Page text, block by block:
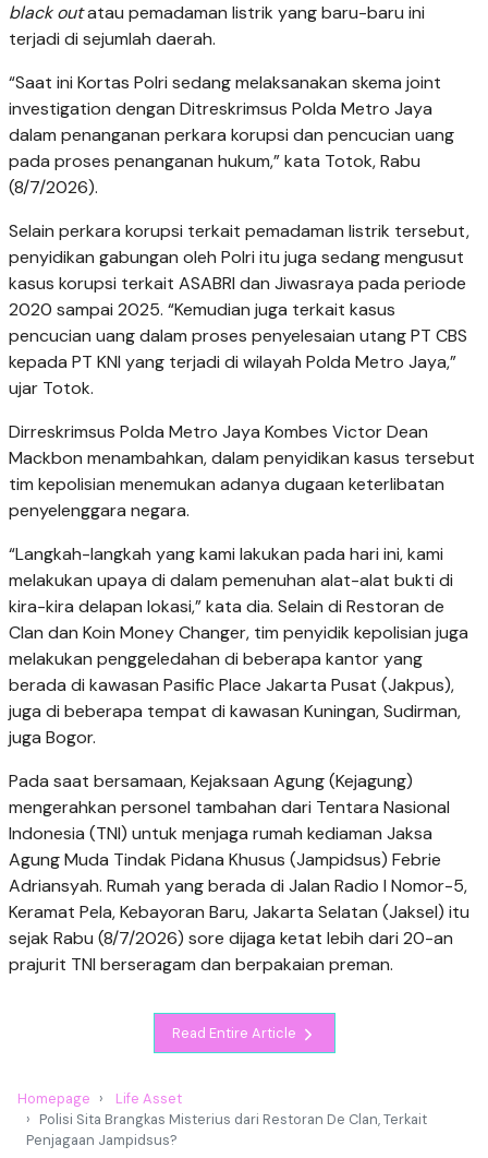
black outatau pemadaman listrik yang baru-baru ini
terjadi di sejumlah daerah.
“Saat ini Kortas Polri sedang melaksanakan skema joint
investigation dengan Ditreskrimsus Polda Metro Jaya
dalam penanganan perkara korupsi dan pencucian uang
pada proses penanganan hukum,” kata Totok, Rabu
(8/7/2026).
Selain perkara korupsi terkait pemadaman listrik tersebut,
penyidikan gabungan oleh Polri itu juga sedang mengusut
kasus korupsi terkait ASABRI dan Jiwasraya pada periode
2020 sampai 2025. “Kemudian juga terkait kasus
pencucian uang dalam proses penyelesaian utang PT CBS
kepada PT KNI yang terjadi di wilayah Polda Metro Jaya,”
ujar Totok.
Dirreskrimsus Polda Metro Jaya Kombes Victor Dean
Mackbon menambahkan, dalam penyidikan kasus tersebut
tim kepolisian menemukan adanya dugaan keterlibatan
penyelenggara negara.
“Langkah-langkah yang kami lakukan pada hari ini, kami
melakukan upaya di dalam pemenuhan alat-alat bukti di
kira-kira delapan lokasi,” kata dia. Selain di Restoran de
Clan dan Koin Money Changer, tim penyidik kepolisian juga
melakukan penggeledahan di beberapa kantor yang
berada di kawasan Pasific Place Jakarta Pusat (Jakpus),
juga di beberapa tempat di kawasan Kuningan, Sudirman,
juga Bogor.
Pada saat bersamaan, Kejaksaan Agung (Kejagung)
mengerahkan personel tambahan dari Tentara Nasional
Indonesia (TNI) untuk menjaga rumah kediaman Jaksa
Agung Muda Tindak Pidana Khusus (Jampidsus) Febrie
Adriansyah. Rumah yang berada di Jalan Radio I Nomor-5,
Keramat Pela, Kebayoran Baru, Jakarta Selatan (Jaksel) itu
sejak Rabu (8/7/2026) sore dijaga ketat lebih dari 20-an
prajurit TNI berseragam dan berpakaian preman.
Read Entire Article
Homepage
Life Asset
Polisi Sita Brangkas Misterius dari Restoran De Clan, Terkait
Penjagaan Jampidsus?